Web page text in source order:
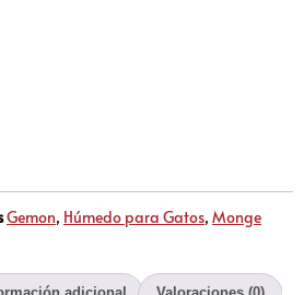
Gemon, Húmedo para Gatos, Monge